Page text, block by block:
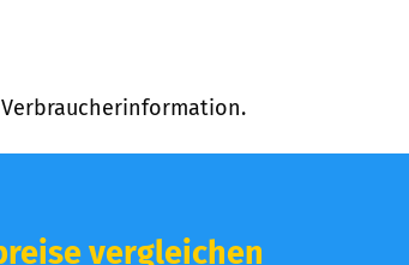
vergleichen